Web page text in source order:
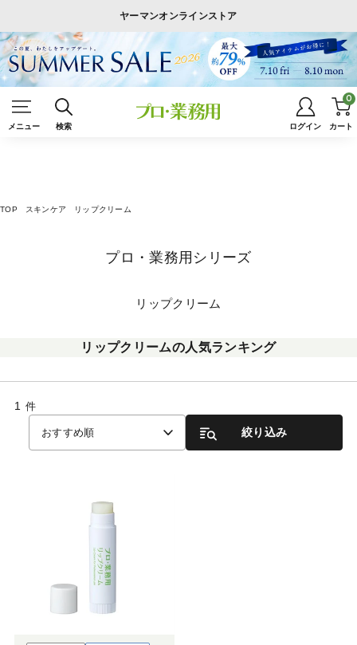
ヤーマンオンラインストア
メニュー 検索 ログイン カート
0
TOP スキンケア リップクリーム
プロ・業務用シリーズ
リップクリーム
リップクリームの人気ランキング
1 件
おすすめ順 絞り込み